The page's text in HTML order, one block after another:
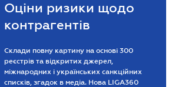
Оціни ризики щодо
контрагентів
Склади повну картину на основі 300
реєстрів та відкритих джерел,
міжнародних і українських санкційних
списків, згадок в медіа. Нова LIGA360